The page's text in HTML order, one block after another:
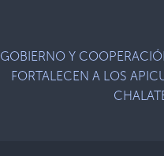
GOBIERNO Y
FORTALECEN A LOS